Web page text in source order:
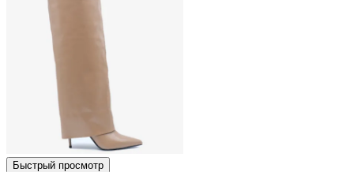
Быстрый просмотр